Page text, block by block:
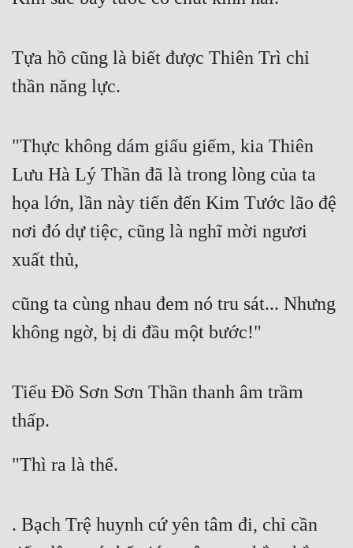
Tựa hồ cũng là biết được Thiên Trì chỉ
thần năng lực.
"Thực không dám giấu giếm, kia Thiên
Lưu Hà Lý Thần đã là trong lòng của ta
họa lớn, lần này tiến đến Kim Tước lão đệ
nơi đó dự tiệc, cũng là nghĩ mời ngươi
xuất thủ,
cũng ta cùng nhau đem nó tru sát... Nhưng
không ngờ, bị di đầu một bước!"
Tiếu Đồ Sơn Sơn Thần thanh âm trầm
thấp.
"Thì ra là thể.
. Bạch Trệ huynh cứ yên tâm đi, chỉ cần